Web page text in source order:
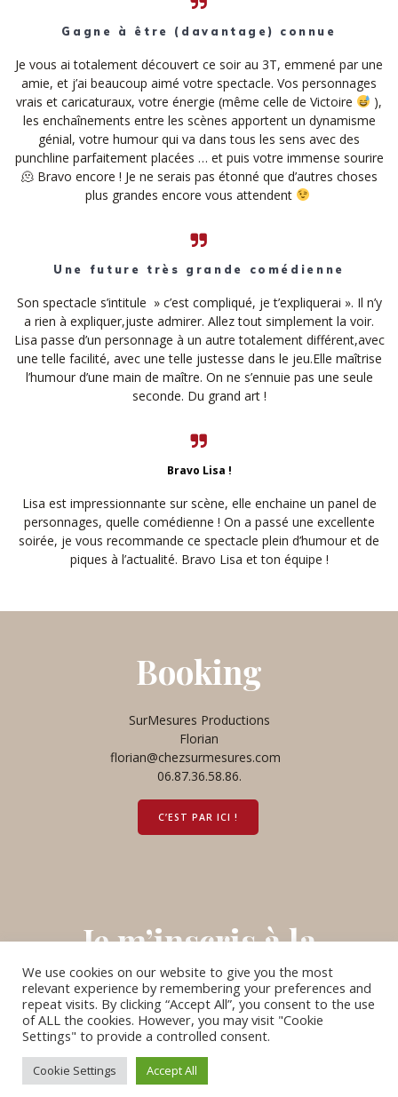
Gagne à être (davantage) connue
Je vous ai totalement découvert ce soir au 3T, emmené par une
amie, et j’ai beaucoup aimé votre spectacle. Vos personnages
vrais et caricaturaux, votre énergie (même celle de Victoire
),
les enchaînements entre les scènes apportent un dynamisme
génial, votre humour qui va dans tous les sens avec des
punchline parfaitement placées … et puis votre immense sourire
🫠 Bravo encore ! Je ne serais pas étonné que d’autres choses
plus grandes encore vous attendent
Une future très grande comédienne
Son spectacle s’intitule » c’est compliqué, je t’expliquerai ». Il n’y
a rien à expliquer,juste admirer. Allez tout simplement la voir.
Lisa passe d’un personnage à un autre totalement différent,avec
une telle facilité, avec une telle justesse dans le jeu.Elle maîtrise
l’humour d’une main de maître. On ne s’ennuie pas une seule
seconde. Du grand art !
Bravo Lisa !
Lisa est impressionnante sur scène, elle enchaine un panel de
personnages, quelle comédienne ! On a passé une excellente
soirée, je vous recommande ce spectacle plein d’humour et de
piques à l’actualité. Bravo Lisa et ton équipe !
Booking
SurMesures Productions
Florian
florian@chezsurmesures.com
06.87.36.58.86.
C’EST PAR ICI !
Je m’inscris à la
newsletters
Je ne rate aucune nouvelle !
We use cookies on our website to give you the most
relevant experience by remembering your preferences and
repeat visits. By clicking “Accept All”, you consent to the use
of ALL the cookies. However, you may visit "Cookie
Settings" to provide a controlled consent.
Cookie Settings Accept All